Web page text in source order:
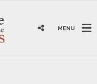
MENU